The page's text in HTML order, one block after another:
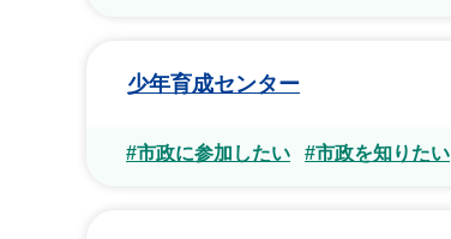
少年育成センター
#市政に参加したい #市政を知りたい